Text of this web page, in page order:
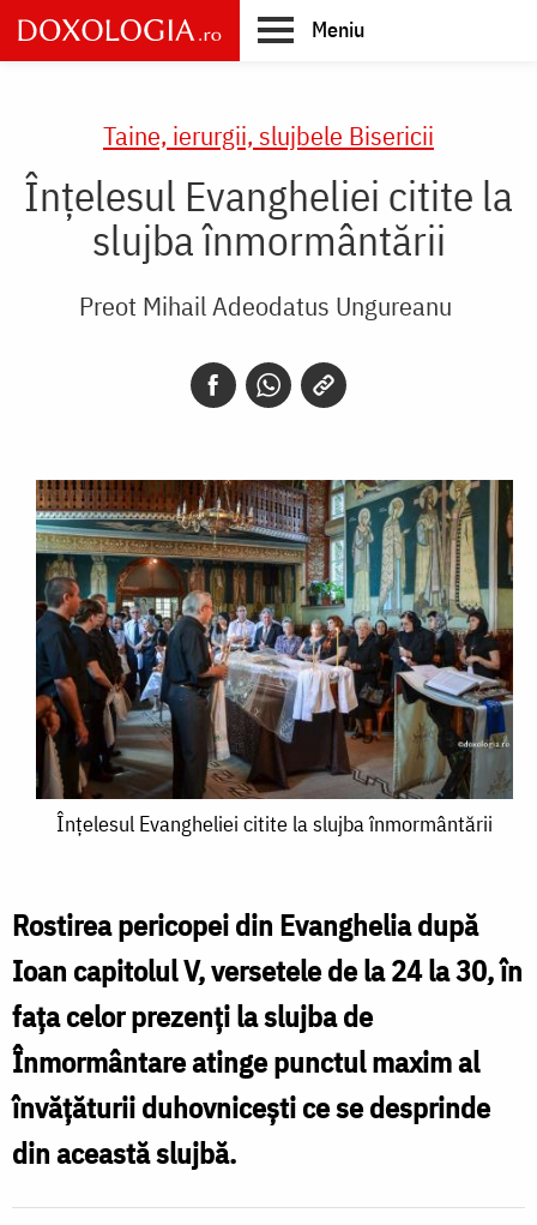
Skip
to
main
Meniu
Taine, ierurgii, slujbele Bisericii
Înțelesul Evangheliei citite la
slujba înmormântării
Preot Mihail Adeodatus Ungureanu
Înțelesul
la
slujba
înmormântării
Înțelesul Evangheliei citite la slujba înmormântării
Rostirea pericopei din Evanghelia după
Ioan capitolul V, versetele de la 24 la 30, în
fața celor prezenți la slujba de
Înmormântare atinge punctul maxim al
învățăturii duhovnicești ce se desprinde
din această slujbă.